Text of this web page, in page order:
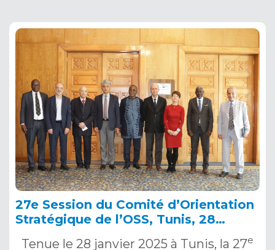
27e Session du Comité d’Orientation
Stratégique de l’OSS, Tunis, 28
Tenue le 28 janvier 2025 à Tunis, la 27e